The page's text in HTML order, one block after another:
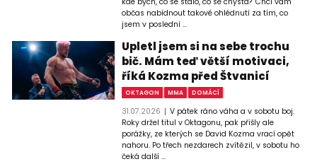
občas nabídnout takové ohlédnutí za tím, co
jsem v poslední ...
Upletl jsem si na sebe trochu
bič. Mám teď větší motivaci,
říká Kozma před Štvanicí
OKTAGON MMA DOMÁCÍ
31.07.2026
V pátek ráno váha a v sobotu boj.
Roky držel titul v Oktagonu, pak přišly ale
porážky, ze kterých se David Kozma vrací opět
nahoru. Po třech nezdarech zvítězil, v sobotu ho
čeká další ...